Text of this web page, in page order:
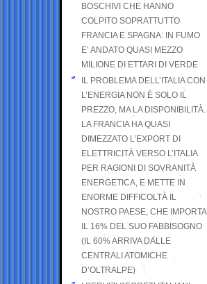
BOSCHIVI CHE HANNO
COLPITO SOPRATTUTTO
FRANCIA E SPAGNA: IN FUMO
E’ ANDATO QUASI MEZZO
MILIONE DI ETTARI DI VERDE
IL PROBLEMA DELL’ITALIA CON
L’ENERGIA NON È SOLO IL
PREZZO, MA LA DISPONIBILITÀ.
LA FRANCIA HA QUASI
DIMEZZATO L’EXPORT DI
ELETTRICITÀ VERSO L’ITALIA
PER RAGIONI DI SOVRANITÀ
ENERGETICA, E METTE IN
ENORME DIFFICOLTÀ IL
NOSTRO PAESE, CHE IMPORTA
IL 16% DEL SUO FABBISOGNO
(IL 60% ARRIVA DALLE
CENTRALI ATOMICHE
D’OLTRALPE)